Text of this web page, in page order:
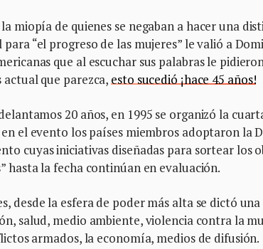
miopía de quienes se negaban a hacer una
para “el progreso de las mujeres” le valió a
que al escuchar sus palabras le
actual que parezca,esto sucedió ¡hace 45 años!
20 años, en 1995 se organizó la
el evento los países miembros adoptaron la
cuyas iniciativas diseñadas para sortear los
hasta la fecha continúan en evaluación.
desde la esfera de poder más alta se dictó
salud, medio ambiente, violencia contra la
armados, la economía, medios de difusión.